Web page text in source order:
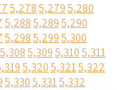
5,2785,2795,280
5,2885,2895,290
5,2985,2995,300
5,3085,3095,3105,311
5,3205,3215,322
5,3305,3315,332